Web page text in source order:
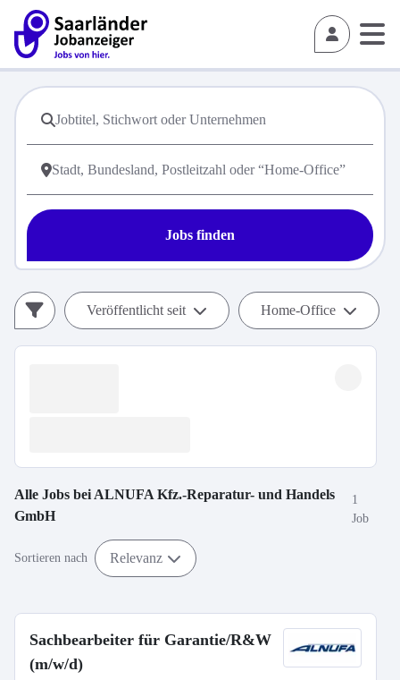
Jobs finden
Veröffentlicht seit Home-Office
Alle Jobs bei ALNUFA Kfz.-Reparatur- und Handels
GmbH
1
Job
Sortieren nach Relevanz
Sachbearbeiter für Garantie/R&W
(m/w/d)